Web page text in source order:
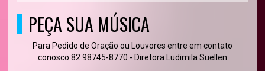
PEÇA SUA MÚSICA
Para Pedido de Oração ou Louvores entre em contato
conosco 82 98745-8770 - Diretora Ludimila Suellen